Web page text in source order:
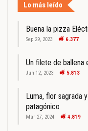
Lo más leído
Buena la pizza
Sep 29, 2023 6.377
Un filete de ballena
Jun 12, 2023 5.813
Luma, flor sagrada
patagónico
Mar 27, 2024 4.819